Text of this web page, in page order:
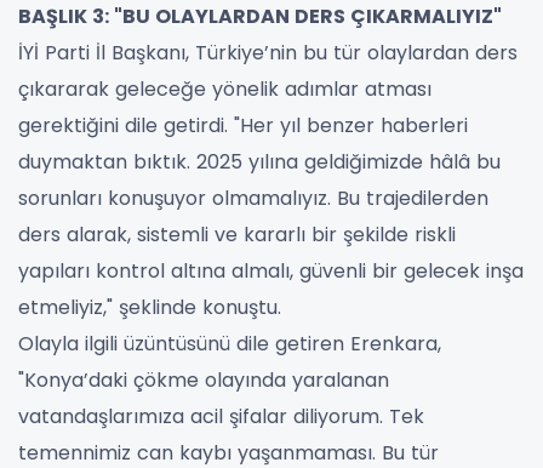
BAŞLIK 3: "BU OLAYLARDAN DERS ÇIKARMALIYIZ"
İYİ Parti İl Başkanı, Türkiye’nin bu tür olaylardan ders
çıkararak geleceğe yönelik adımlar atması
gerektiğini dile getirdi. "Her yıl benzer haberleri
duymaktan bıktık. 2025 yılına geldiğimizde hâlâ bu
sorunları konuşuyor olmamalıyız. Bu trajedilerden
ders alarak, sistemli ve kararlı bir şekilde riskli
yapıları kontrol altına almalı, güvenli bir gelecek inşa
etmeliyiz," şeklinde konuştu.
Olayla ilgili üzüntüsünü dile getiren Erenkara,
"Konya’daki çökme olayında yaralanan
vatandaşlarımıza acil şifalar diliyorum. Tek
temennimiz can kaybı yaşanmaması. Bu tür